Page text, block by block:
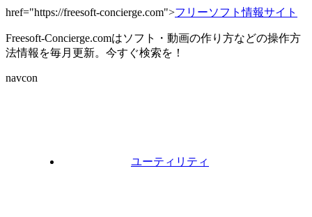
href="https://freesoft-concierge.com">フリーソフト情報サイト
Freesoft-Concierge.comはソフト・動画の作り方などの操作方
法情報を毎月更新。今すぐ検索を！
navcon
ユーティリティ